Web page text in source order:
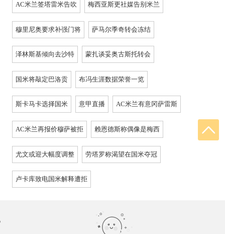
AC米兰签塔雷米告吹 梅西亚斯更社媒告别米兰
穆里尼奥要求补强门将 萨马尔季奇转会冻结
泽林斯基倾向去沙特 蒙扎谈妥奥古斯托转会
国米将敲定巴洛贡 布冯生涯数据荣誉一览
斯卡马卡选择国米 意甲直播 AC米兰有意冈萨雷斯
AC米兰再报价穆萨被拒 赖恩德斯称偶像是梅西
尤文或迎大幅度调整 劳塔罗称渴望在国米夺冠
卢卡库致电国米解释遭拒